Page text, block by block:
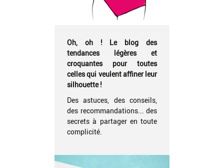
Oh, oh ! Le blog des
tendances légères et
croquantes pour toutes
celles qui veulent affiner leur
silhouette !
Des astuces, des conseils,
des recommandations... des
secrets à partager en toute
complicité.